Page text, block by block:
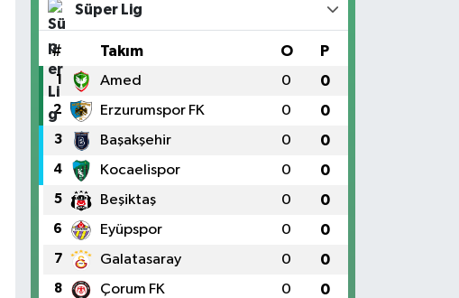
Süper Lig
# Takım O P
1 Amed 0 0
2 Erzurumspor FK 0 0
3 Başakşehir 0 0
4 Kocaelispor 0 0
5 Beşiktaş 0 0
6 Eyüpspor 0 0
7 Galatasaray 0 0
8 Çorum FK 0 0